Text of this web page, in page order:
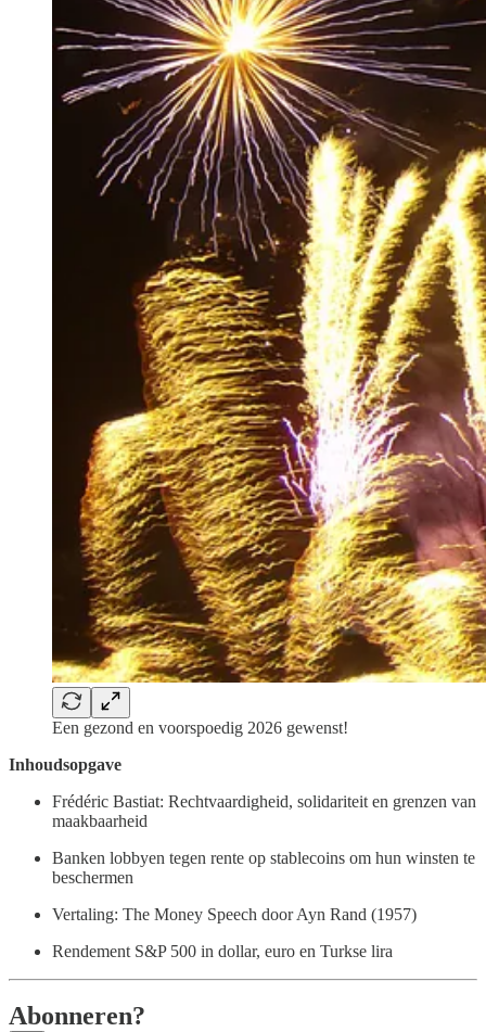
Een gezond en voorspoedig 2026 gewenst!
Inhoudsopgave
Frédéric Bastiat: Rechtvaardigheid, solidariteit en grenzen van
maakbaarheid
Banken lobbyen tegen rente op stablecoins om hun winsten te
beschermen
Vertaling: The Money Speech door Ayn Rand (1957)
Rendement S&P 500 in dollar, euro en Turkse lira
Abonneren?